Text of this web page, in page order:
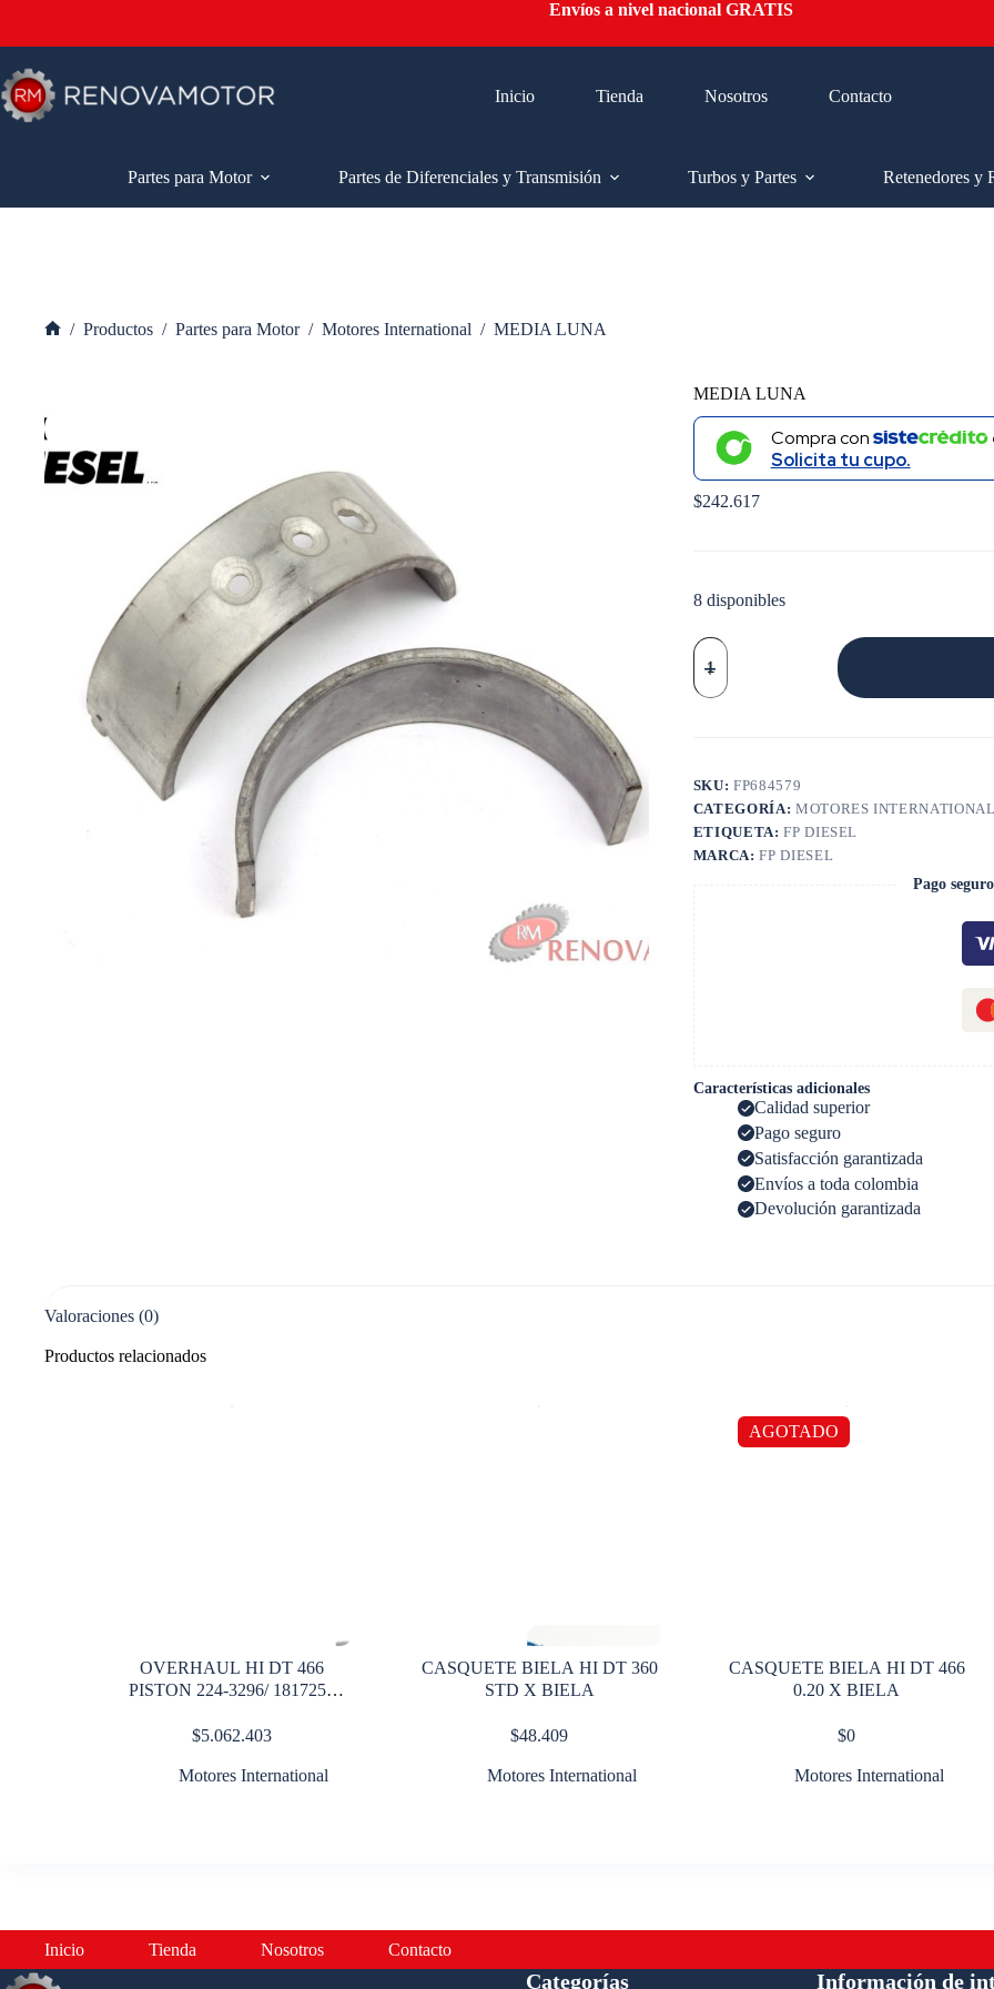
contenido
Envíos a nivel nacional GRATIS
Inicio Tienda Nosotros Contacto
Partes para Motor
Partes de Diferenciales y Transmisión Turbos y Partes Retenedores y
/ Productos / Partes para Motor / Motores International / MEDIA LUNA
MEDIA LUNA
Compra con
Solicita tu cupo.
$242.617
8 disponibles
MEDIA
LUNA
cantidad
SKU:FP684579
CATEGORÍA: MOTORES INTERNATIONAL
ETIQUETA:FP DIESEL
MARCA:FP DIESEL
Pago
Características adicionales
Calidad superior
Pago seguro
Satisfacción garantizada
Envíos a toda colombia
Devolución garantizada
Valoraciones (0)
Productos relacionados
OVERHAUL HI DT 466
PISTON 224-3296/ 1817251
$5.062.403
Motores International
CASQUETE BIELA HI DT 360
STD X BIELA
$48.409
Motores International
AGOTADO
CASQUETE BIELA HI DT 466
0.20 X BIELA
$0
Motores International
Inicio Tienda Nosotros Contacto
Categorías Información de